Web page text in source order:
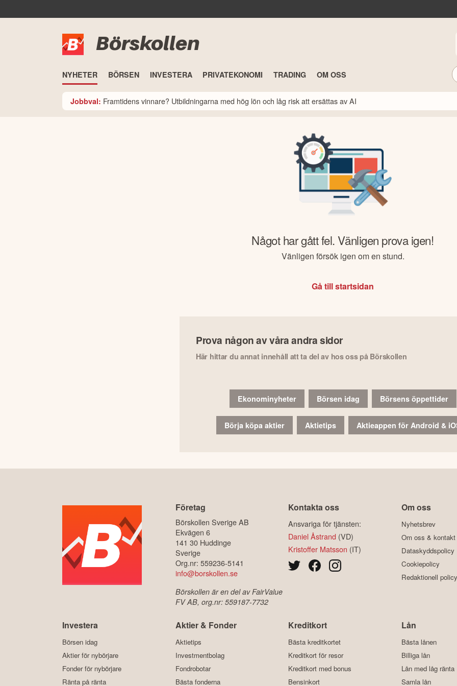
Börskollen
NYHETER BÖRSEN INVESTERA PRIVATEKONOMI TRADING OM OSS
Jobbval: Framtidens vinnare? Utbildningarna med hög lön och låg risk att ersättas av AI
Något har gått fel. Vänligen prova igen!
Vänligen försök igen om en stund.
Gå till startsidan
Prova någon av våra andra sidor
Här hittar du annat innehåll att ta del av hos oss på Börskollen
Ekonominyheter Börsen idag Börsens öppettider
Börja köpa aktier Aktietips Aktieappen för Android &
Företag
Börskollen Sverige AB
Ekvägen 6
141 30 Huddinge
Sverige
Org.nr: 559236-5141
info@borskollen.se
Börskollen är en del av FairValue
FV AB, org.nr: 559187-7732
Kontakta oss
Ansvariga för tjänsten:
Daniel Åstrand (VD)
Kristoffer Matsson (IT)
Om oss
Nyhetsbrev
Om oss & kontakt
Dataskyddspolicy
Cookiepolicy
Redaktionell policy
Investera
Börsen idag
Aktier för nybörjare
Fonder för nybörjare
Ränta på ränta
Aktier & Fonder
Aktietips
Investmentbolag
Fondrobotar
Bästa fonderna
Kreditkort
Bästa kreditkortet
Kreditkort för resor
Kreditkort med bonus
Bensinkort
Lån
Bästa lånen
Billiga lån
Lån med låg ränta
Samla lån